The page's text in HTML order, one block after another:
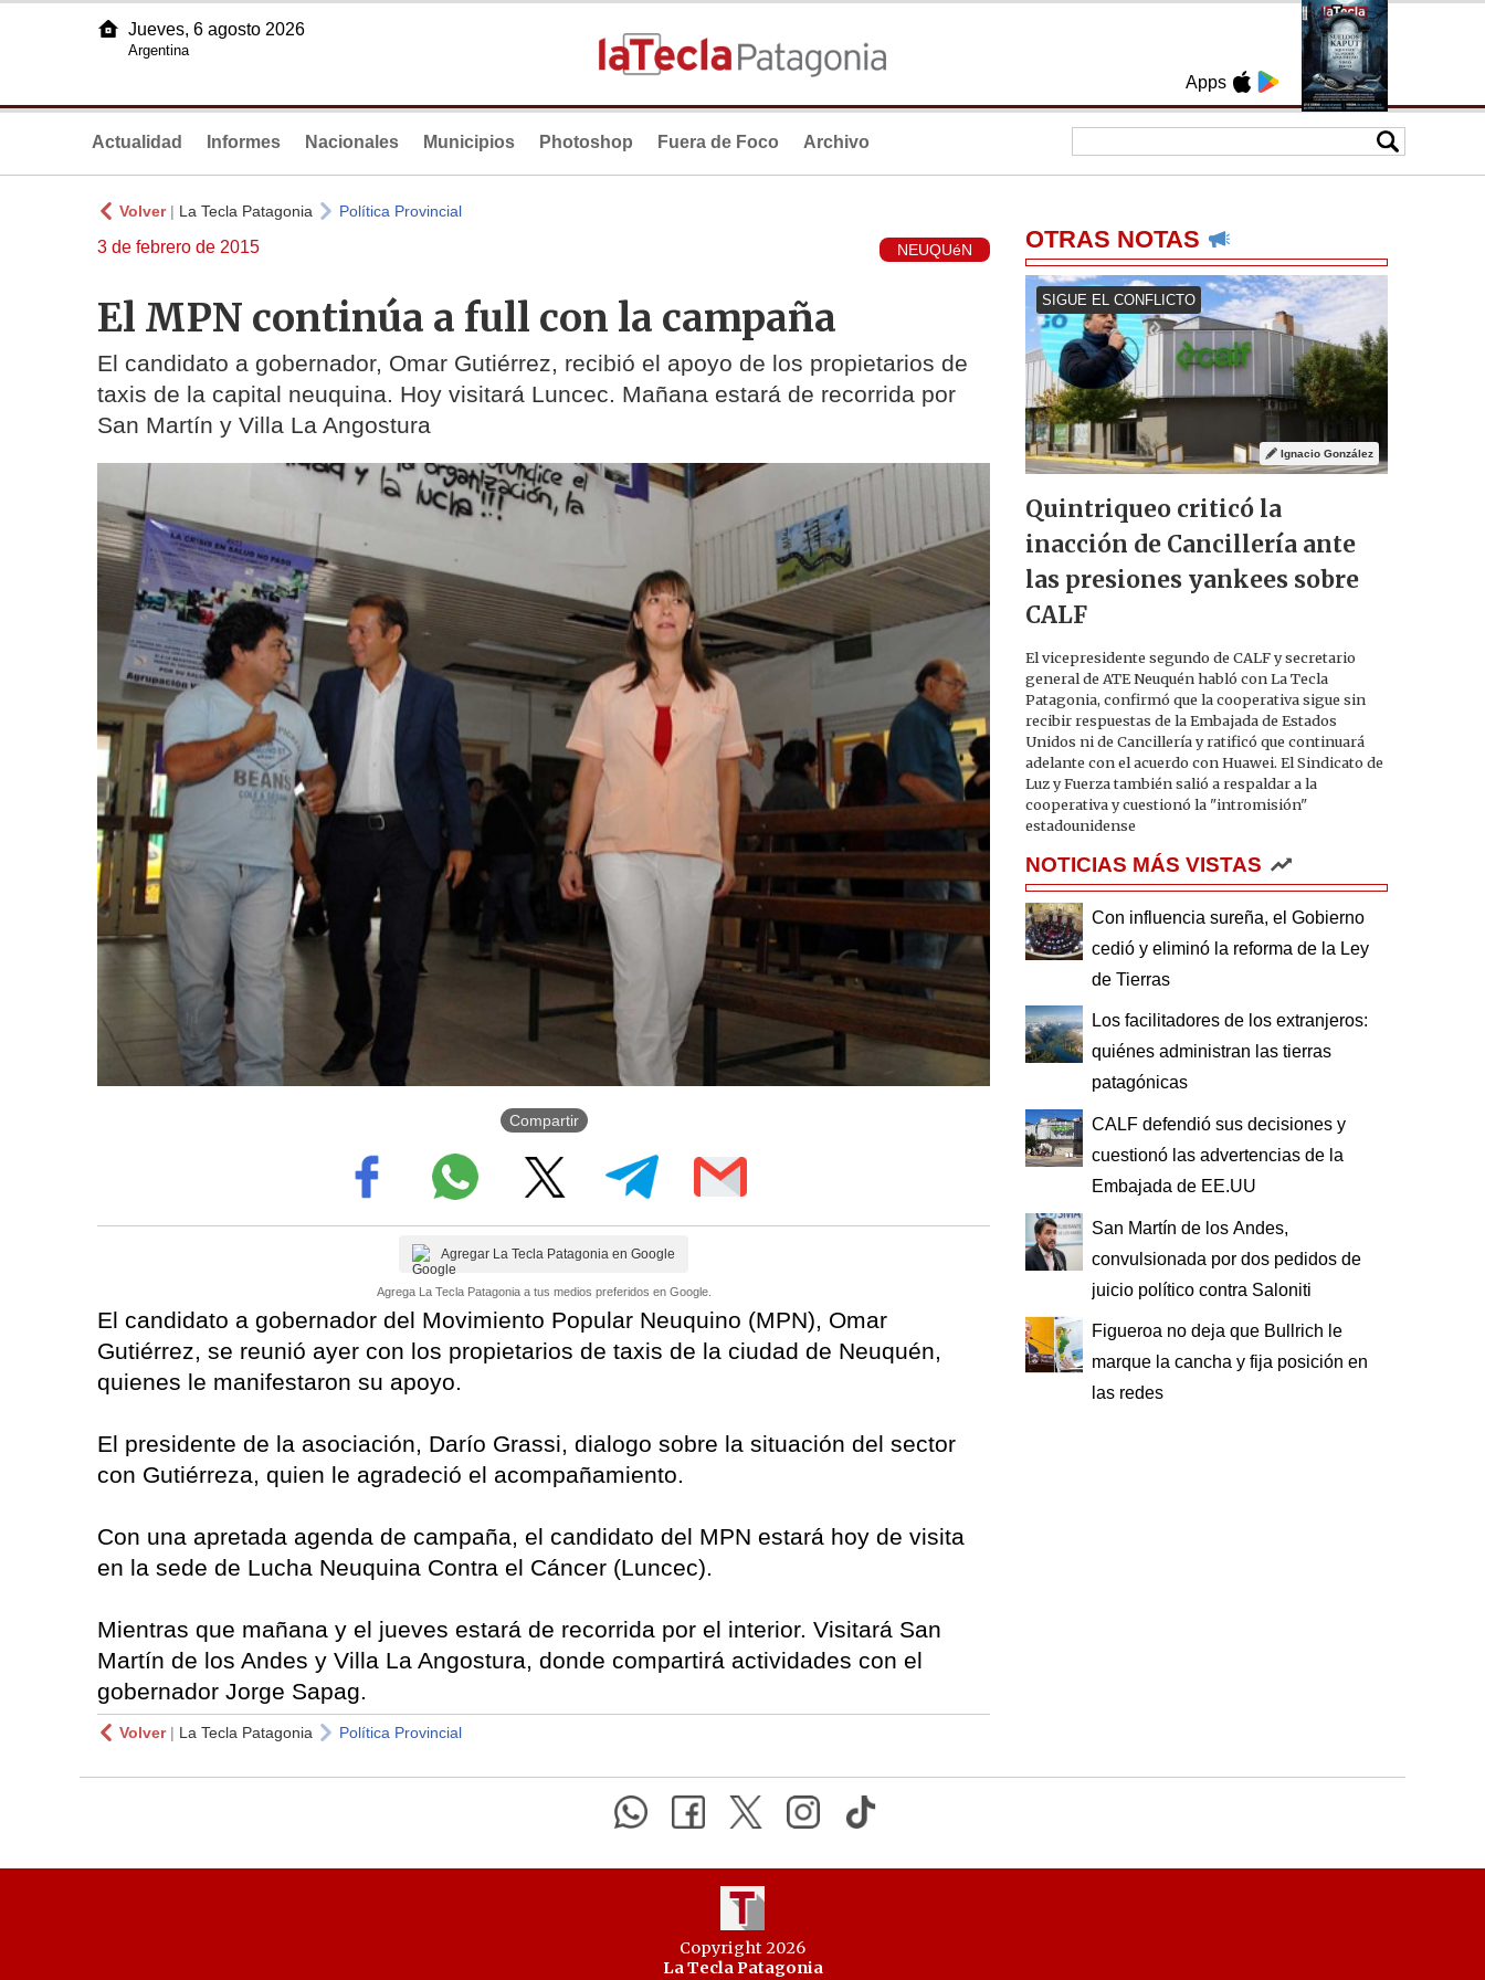
Apps
Jueves, 6 agosto 2026
Argentina
Actualidad Informes Nacionales Municipios Photoshop Fuera de Foco Archivo
Volver| La Tecla Patagonia Política Provincial
3 de febrero de 2015 NEUQUéN
El MPN continúa a full con la campaña
El candidato a gobernador, Omar Gutiérrez, recibió el apoyo de los propietarios de
taxis de la capital neuquina. Hoy visitará Luncec. Mañana estará de recorrida por
San Martín y Villa La Angostura
Compartir
Agregar La Tecla Patagonia en Google
Agrega La Tecla Patagonia a tus medios preferidos en Google.
El candidato a gobernador del Movimiento Popular Neuquino (MPN), Omar
Gutiérrez, se reunió ayer con los propietarios de taxis de la ciudad de Neuquén,
quienes le manifestaron su apoyo.
El presidente de la asociación, Darío Grassi, dialogo sobre la situación del sector
con Gutiérreza, quien le agradeció el acompañamiento.
Con una apretada agenda de campaña, el candidato del MPN estará hoy de visita
en la sede de Lucha Neuquina Contra el Cáncer (Luncec).
Mientras que mañana y el jueves estará de recorrida por el interior. Visitará San
Martín de los Andes y Villa La Angostura, donde compartirá actividades con el
gobernador Jorge Sapag.
Volver| La Tecla Patagonia Política Provincial
OTRAS NOTAS
SIGUE EL CONFLICTO
Ignacio González
Quintriqueo criticó la
inacción de Cancillería ante
las presiones yankees sobre
CALF
El vicepresidente segundo de CALF y secretario
general de ATE Neuquén habló con La Tecla
Patagonia, confirmó que la cooperativa sigue sin
recibir respuestas de la Embajada de Estados
Unidos ni de Cancillería y ratificó que continuará
adelante con el acuerdo con Huawei. El Sindicato de
Luz y Fuerza también salió a respaldar a la
cooperativa y cuestionó la "intromisión"
estadounidense
NOTICIAS MÁS VISTAS
Con influencia sureña, el Gobierno
cedió y eliminó la reforma de la Ley
de Tierras
Los facilitadores de los extranjeros:
quiénes administran las tierras
patagónicas
CALF defendió sus decisiones y
cuestionó las advertencias de la
Embajada de EE.UU
San Martín de los Andes,
convulsionada por dos pedidos de
juicio político contra Saloniti
Figueroa no deja que Bullrich le
marque la cancha y fija posición en
las redes
Copyright 2026
La Tecla Patagonia